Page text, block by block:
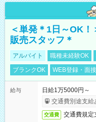
＜単発＊1日～OK
販売スタッフ＊
アルバイト 職種未経験OK
ブランクOK
WEB登録・面
給与
日給1万5000円～
交通費別途支給
交通費 交通費規定